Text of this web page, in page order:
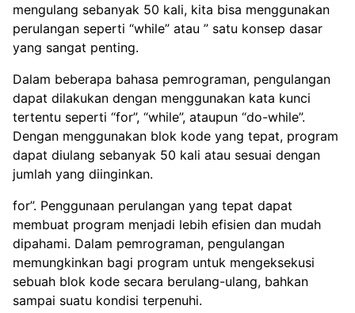
mengulang sebanyak 50 kali, kita bisa menggunakan
perulangan seperti “while” atau ” satu konsep dasar
yang sangat penting.
Dalam beberapa bahasa pemrograman, pengulangan
dapat dilakukan dengan menggunakan kata kunci
tertentu seperti “for”, “while”, ataupun “do-while”.
Dengan menggunakan blok kode yang tepat, program
dapat diulang sebanyak 50 kali atau sesuai dengan
jumlah yang diinginkan.
for”. Penggunaan perulangan yang tepat dapat
membuat program menjadi lebih efisien dan mudah
dipahami. Dalam pemrograman, pengulangan
memungkinkan bagi program untuk mengeksekusi
sebuah blok kode secara berulang-ulang, bahkan
sampai suatu kondisi terpenuhi.